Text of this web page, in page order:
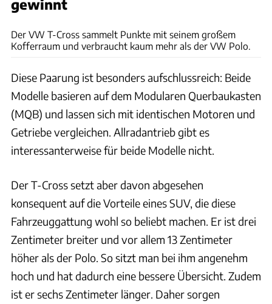
gewinnt
Der VW T-Cross sammelt Punkte mit seinem großem
Kofferraum und verbraucht kaum mehr als der VW Polo.
Diese Paarung ist besonders aufschlussreich: Beide
Modelle basieren auf dem Modularen Querbaukasten
(MQB) und lassen sich mit identischen Motoren und
Getriebe vergleichen. Allradantrieb gibt es
interessanterweise für beide Modelle nicht.
Der T-Cross setzt aber davon abgesehen
konsequent auf die Vorteile eines SUV, die diese
Fahrzeuggattung wohl so beliebt machen. Er ist drei
Zentimeter breiter und vor allem 13 Zentimeter
höher als der Polo. So sitzt man bei ihm angenehm
hoch und hat dadurch eine bessere Übersicht. Zudem
ist er sechs Zentimeter länger. Daher sorgen